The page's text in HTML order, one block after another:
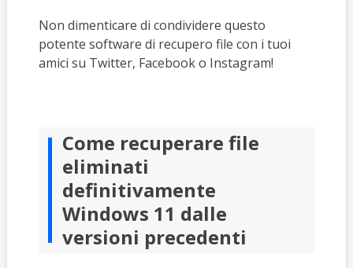
Non dimenticare di condividere questo
potente software di recupero file con i tuoi
amici su Twitter, Facebook o Instagram!
Come recuperare file
eliminati
definitivamente
Windows 11 dalle
versioni precedenti